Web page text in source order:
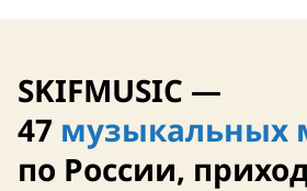
SKIFMUSIC —
47 музыкальных
по России,